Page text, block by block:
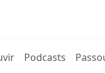
(current)
Podcasts